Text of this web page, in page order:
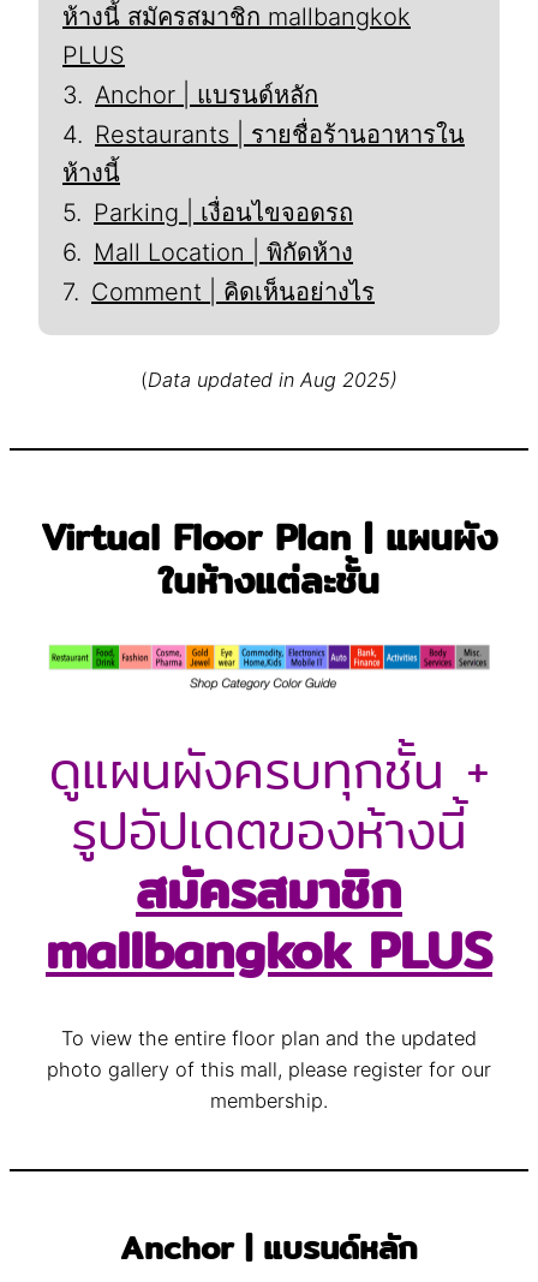
ห้างนี้ สมัครสมาชิก mallbangkok
PLUS
Anchor | แบรนด์หลัก
Restaurants | รายชื่อร้านอาหารใน
ห้างนี้
Parking | เงื่อนไขจอดรถ
Mall Location | พิกัดห้าง
Comment | คิดเห็นอย่างไร
(Data updated in Aug 2025)
Virtual Floor Plan | แผนผัง
ในห้างแต่ละชั้น
ดูแผนผังครบทุกชั้น +
รูปอัปเดตของห้างนี้
สมัครสมาชิก
mallbangkok PLUS
To view the entire floor plan and the updated
photo gallery of this mall, please register for our
membership.
Anchor | แบรนด์หลัก